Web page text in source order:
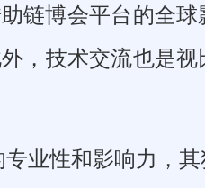
链博会平台的全
，技术交流也是
业性和影响力，